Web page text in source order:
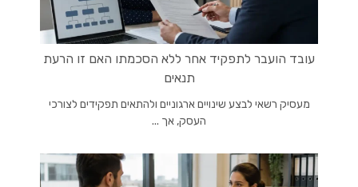
עובד הועבר לתפקיד אחר ללא הסכמתו האם זו הרעת
תנאים
מעסיק רשאי לבצע שינויים ארגוניים ולהתאים תפקידים לצורכי
העסק, אך ...